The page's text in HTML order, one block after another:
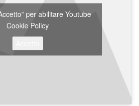
per abilitare Youtube
Cookie Policy